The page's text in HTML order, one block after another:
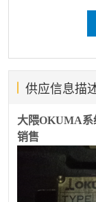
供应信息描
大隈OKUMA系
销售